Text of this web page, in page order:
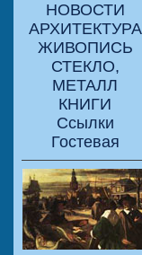
НОВОСТИ
АРХИТЕКТУРА
ЖИВОПИСЬ
СТЕКЛО,
МЕТАЛЛ
КНИГИ
Ссылки
Гостевая